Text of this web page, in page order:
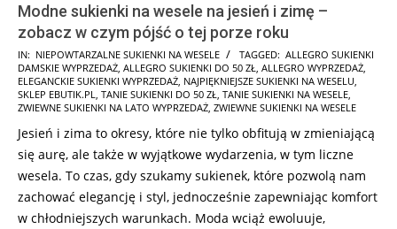
Modne sukienki na wesele na jesień i zimę –
zobacz w czym pójść o tej porze roku
2026-
08-
02
IN: NIEPOWTARZALNE SUKIENKI NA WESELE TAGGED: ALLEGRO SUKIENKI
DAMSKIE WYPRZEDAŻ ALLEGRO SUKIENKI DO 50 ZŁ ALLEGRO WYPRZEDAŻ
ELEGANCKIE SUKIENKI WYPRZEDAŻ NAJPIĘKNIEJSZE SUKIENKI NA WESELU
SKLEP EBUTIK.PL
TANIE SUKIENKI DO 50 ZŁ TANIE SUKIENKI NA WESELE
ZWIEWNE SUKIENKI NA LATO WYPRZEDAŻ ZWIEWNE SUKIENKI NA WESELE
Jesień i zima to okresy, które nie tylko obfitują w zmieniającą
się aurę, ale także w wyjątkowe wydarzenia, w tym liczne
wesela. To czas, gdy szukamy sukienek, które pozwolą nam
zachować elegancję i styl, jednocześnie zapewniając komfort
w chłodniejszych warunkach. Moda wciąż ewoluuje,